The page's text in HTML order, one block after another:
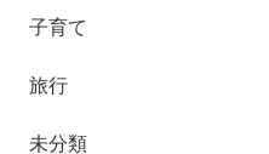
子育て
旅行
未分類